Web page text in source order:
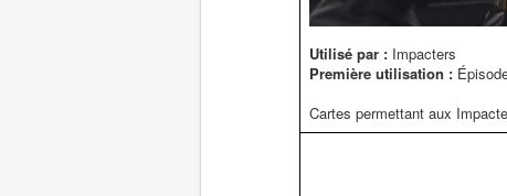
Utilisé par : Impacters
Première utilisation :
Cartes permettant aux